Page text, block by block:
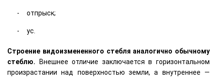
отпрыск;
ус.
Строение видоизмененного стебля аналогично обычному
стеблю. Внешнее отличие заключается в горизонтальном
произрастании над поверхностью земли, а внутреннее —